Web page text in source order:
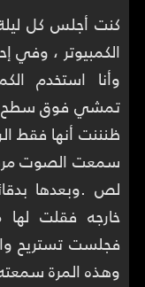
الكمبيوتر ، وفي
وأنا استخدم
تمشي فوق سطح
ظنننت أنها فقط
سمعت الصوت
لص .وبعدها
خارجه فقلت لها
فجلست تستريح
وهذه المرة